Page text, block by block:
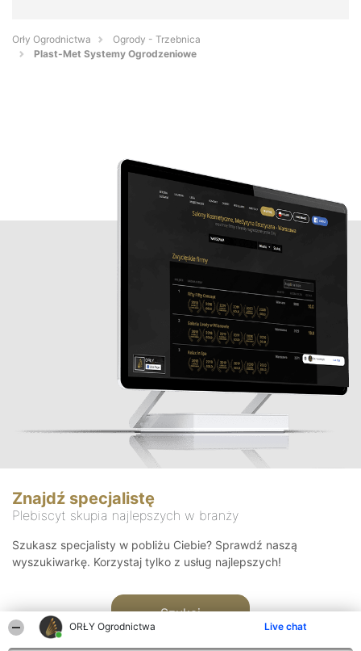
ORŁY Ogrodnictwa Live chat
Orły Ogrodnictwa
Ogrody - Trzebnica
Plast-Met Systemy Ogrodzeniowe
Znajdź specjalistę
Plebiscyt skupia najlepszych w branży
Szukasz specjalisty w pobliżu Ciebie? Sprawdź naszą
wyszukiwarkę. Korzystaj tylko z usług najlepszych!
Szukaj